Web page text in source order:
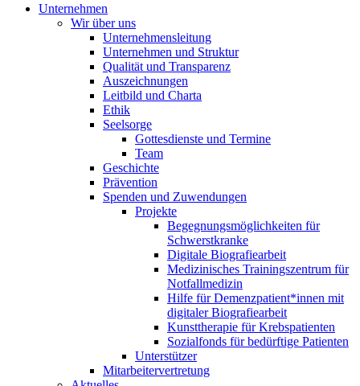
Unternehmen
Wir über uns
Unternehmensleitung
Unternehmen und Struktur
Qualität und Transparenz
Auszeichnungen
Leitbild und Charta
Ethik
Seelsorge
Gottesdienste und Termine
Team
Geschichte
Prävention
Spenden und Zuwendungen
Projekte
Begegnungsmöglichkeiten für
Schwerstkranke
Digitale Biografiearbeit
Medizinisches Trainingszentrum für
Notfallmedizin
Hilfe für Demenzpatient*innen mit
digitaler Biografiearbeit
Kunsttherapie für Krebspatienten
Sozialfonds für bedürftige Patienten
Unterstützer
Mitarbeitervertretung